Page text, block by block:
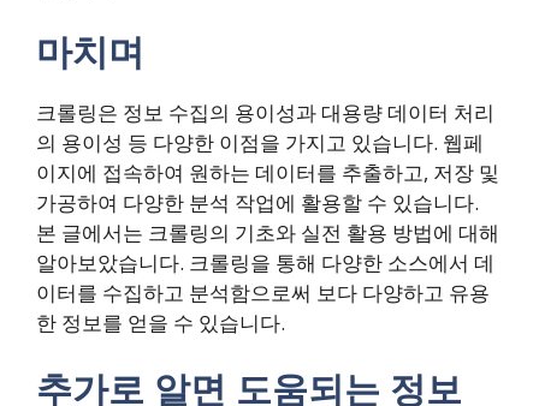
마치며
크롤링은 정보 수집의 용이성과 대용량 데이터 처리
의 용이성 등 다양한 이점을 가지고 있습니다. 웹페
이지에 접속하여 원하는 데이터를 추출하고, 저장 및
가공하여 다양한 분석 작업에 활용할 수 있습니다.
본 글에서는 크롤링의 기초와 실전 활용 방법에 대해
알아보았습니다. 크롤링을 통해 다양한 소스에서 데
이터를 수집하고 분석함으로써 보다 다양하고 유용
한 정보를 얻을 수 있습니다.
추가로 알면 도움되는 정보